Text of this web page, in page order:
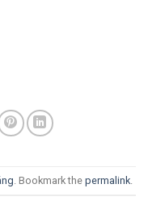
. Bookmark the permalink